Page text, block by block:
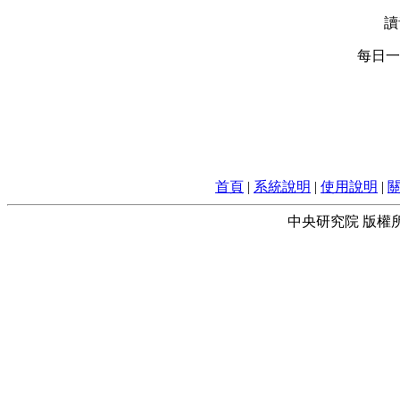
每日
首頁 | 系統說明 | 使用說明 |
中央研究院 版權